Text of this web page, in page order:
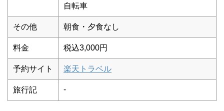
自転車
その他 朝食・夕食なし
料金 税込3,000円
予約サイト 楽天トラベル
旅行記 ‐